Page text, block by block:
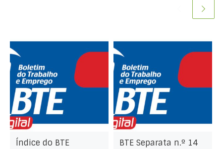
Índice do BTE
BTE Separata n.º 14